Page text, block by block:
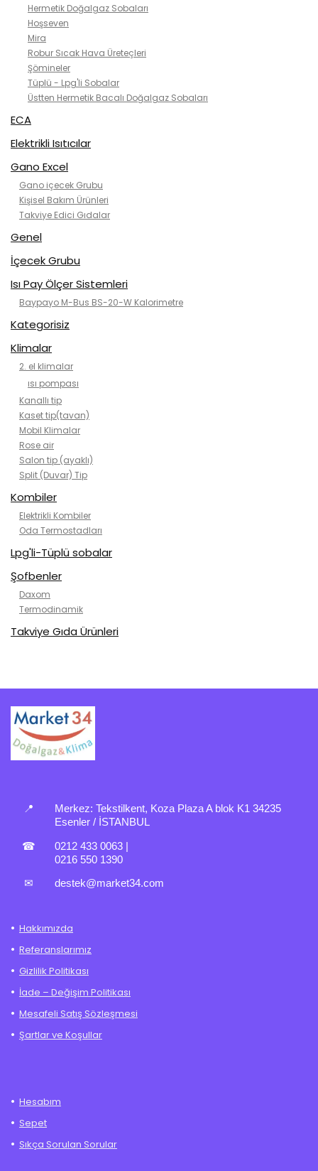
Hermetik Doğalgaz Sobaları
Hoşseven
Mira
Robur Sıcak Hava Üreteçleri
Şömineler
Tüplü - Lpg'li Sobalar
Üstten Hermetik Bacalı Doğalgaz Sobaları
ECA
Elektrikli Isıtıcılar
Gano Excel
Gano içecek Grubu
Kişisel Bakım Ürünleri
Takviye Edici Gıdalar
Genel
İçecek Grubu
Isı Pay Ölçer Sistemleri
Baypayo M-Bus BS-20-W Kalorimetre
Kategorisiz
Klimalar
2. el klimalar
ısı pompası
Kanallı tip
Kaset tip(tavan)
Mobil Klimalar
Rose air
Salon tip (ayaklı)
Split (Duvar) Tip
Kombiler
Elektrikli Kombiler
Oda Termostadları
Lpg'li-Tüplü sobalar
Şofbenler
Daxom
Termodinamik
Takviye Gıda Ürünleri
📍 Merkez: Tekstilkent, Koza Plaza A blok K1 34235
Esenler / İSTANBUL
☎ 0212 433 0063
0216 550 1390
✉ destek@market34.com
Hakkımızda
Referanslarımız
Gizlilik Politikası
İade – Değişim Politikası
Mesafeli Satış Sözleşmesi
Şartlar ve Koşullar
Hesabım
Sepet
Sıkça Sorulan Sorular